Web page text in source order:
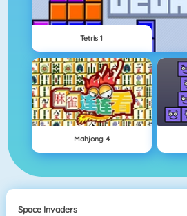
Tetris 1
Mahjong 4
Space Invaders